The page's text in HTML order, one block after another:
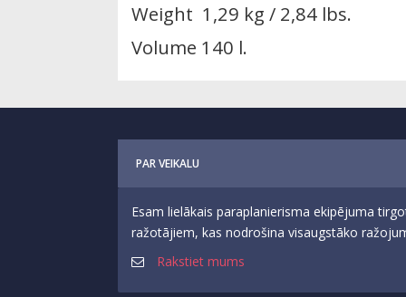
Weight 1,29 kg / 2,84 lbs.
Volume 140 l.
PAR VEIKALU
Esam lielākais paraplanierisma ekipējuma
ražotājiem, kas nodrošina visaugstāko
Rakstiet mums